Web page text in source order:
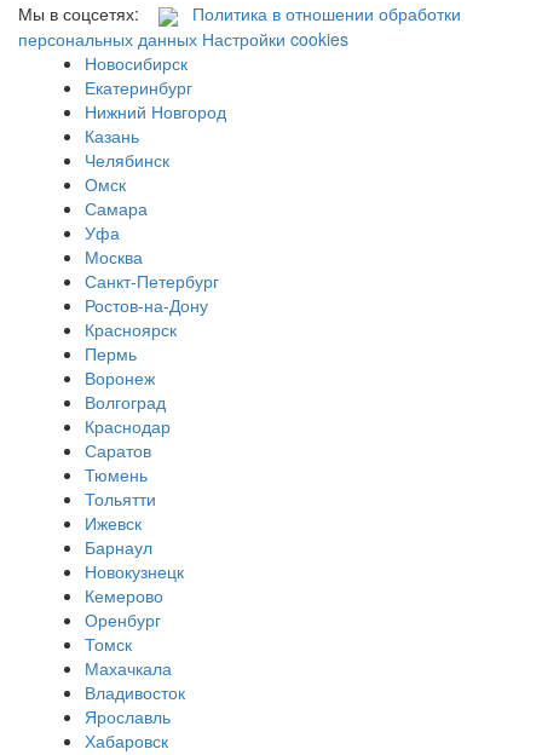
Мы в соцсетях:
Политика в отношении обработки
персональных данных Настройки cookies
Новосибирск
Екатеринбург
Нижний Новгород
Казань
Челябинск
Омск
Самара
Уфа
Москва
Санкт-Петербург
Ростов-на-Дону
Красноярск
Пермь
Воронеж
Волгоград
Краснодар
Саратов
Тюмень
Тольятти
Ижевск
Барнаул
Новокузнецк
Кемерово
Оренбург
Томск
Махачкала
Владивосток
Ярославль
Хабаровск